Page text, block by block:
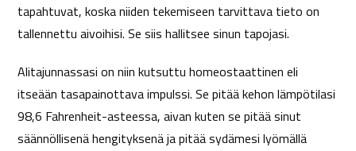
tapahtuvat, koska niiden tekemiseen tarvittava tieto on
tallennettu aivoihisi. Se siis hallitsee sinun tapojasi.
Alitajunnassasi on niin kutsuttu homeostaattinen eli
itseään tasapainottava impulssi. Se pitää kehon lämpötilasi
98,6 Fahrenheit-asteessa, aivan kuten se pitää sinut
säännöllisenä hengityksenä ja pitää sydämesi lyömällä